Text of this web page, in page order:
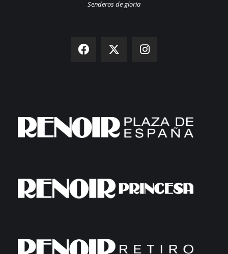
Senderos de gloria